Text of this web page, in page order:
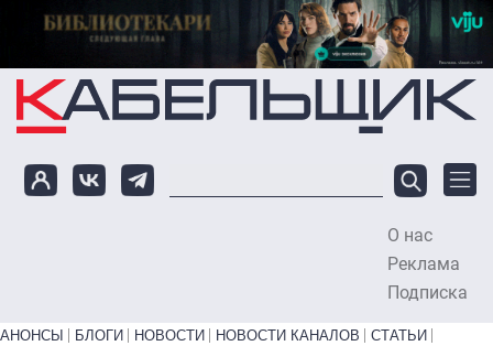
Перейти к основному содержанию
О нас
Реклама
Подписка
Primary links bottom
АНОНСЫ БЛОГИ НОВОСТИ НОВОСТИ КАНАЛОВ
СТАТЬИ